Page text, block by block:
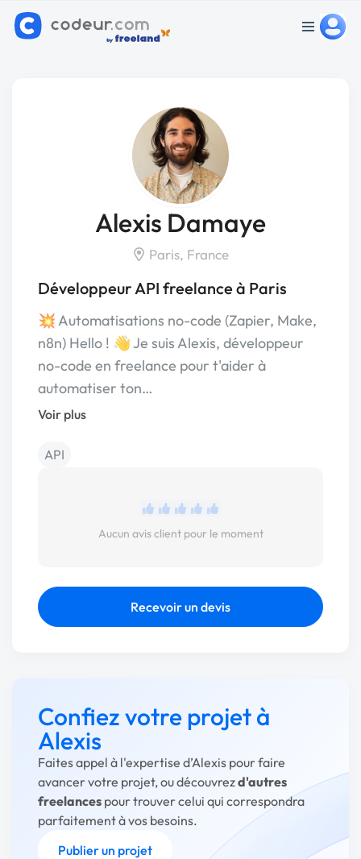
Alexis Damaye
Paris, France
Développeur API freelance à Paris
💥 Automatisations no-code (Zapier, Make,
n8n) Hello ! 👋 Je suis Alexis, développeur
no-code en freelance pour t'aider à
automatiser ton…
Voir plus
API
Aucun avis client pour le moment
Recevoir un devis
Confiez votre projet à
Alexis
Faites appel à l'expertise d’Alexis pour faire
avancer votre projet, ou découvrezd'autres
freelances pour trouver celui qui correspondra
parfaitement à vos besoins.
Publier un projet